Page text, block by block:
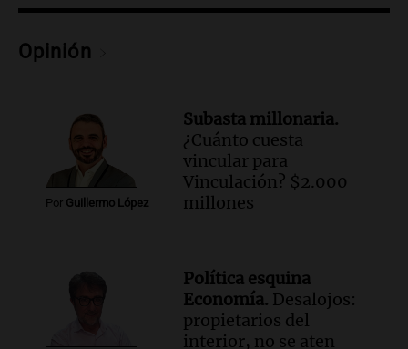
Opinión
Por Guillermo López
Subasta millonaria.
¿Cuánto cuesta
vincular para
Vinculación? $2.000
millones
Política esquina
Economía. Desalojos:
propietarios del
interior, no se aten